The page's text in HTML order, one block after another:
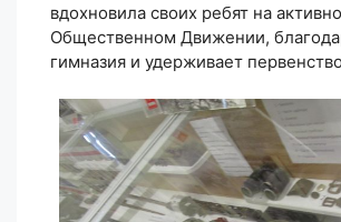
вдохновила своих ребят на
Общественном Движении,
гимназия и удерживает